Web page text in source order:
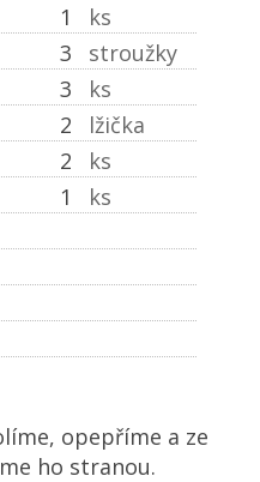
1
ks
3
stroužky
3
ks
2 lžička
2
ks
1
ks
opepříme a ze
ho stranou.